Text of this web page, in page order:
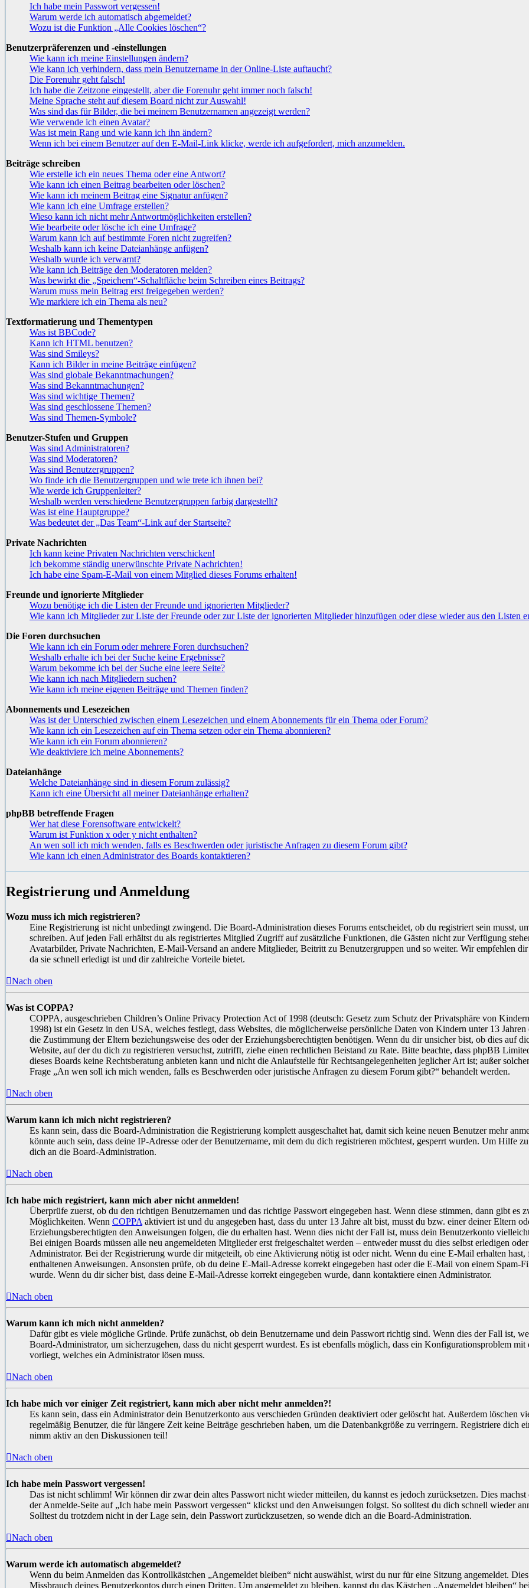
Ich habe mein Passwort vergessen!
Warum werde ich automatisch abgemeldet?
Wozu ist die Funktion „Alle Cookies löschen“?
Benutzerpräferenzen und -einstellungen
Wie kann ich meine Einstellungen ändern?
Wie kann ich verhindern, dass mein Benutzername in der Online-Liste auftaucht?
Die Forenuhr geht falsch!
Ich habe die Zeitzone eingestellt, aber die Forenuhr geht immer noch falsch!
Meine Sprache steht auf diesem Board nicht zur Auswahl!
Was sind das für Bilder, die bei meinem Benutzernamen angezeigt werden?
Wie verwende ich einen Avatar?
Was ist mein Rang und wie kann ich ihn ändern?
Wenn ich bei einem Benutzer auf den E-Mail-Link klicke, werde ich aufgefordert, mich anzumelden.
Beiträge schreiben
Wie erstelle ich ein neues Thema oder eine Antwort?
Wie kann ich einen Beitrag bearbeiten oder löschen?
Wie kann ich meinem Beitrag eine Signatur anfügen?
Wie kann ich eine Umfrage erstellen?
Wieso kann ich nicht mehr Antwortmöglichkeiten erstellen?
Wie bearbeite oder lösche ich eine Umfrage?
Warum kann ich auf bestimmte Foren nicht zugreifen?
Weshalb kann ich keine Dateianhänge anfügen?
Weshalb wurde ich verwarnt?
Wie kann ich Beiträge den Moderatoren melden?
Was bewirkt die „Speichern“-Schaltfläche beim Schreiben eines Beitrags?
Warum muss mein Beitrag erst freigegeben werden?
Wie markiere ich ein Thema als neu?
Textformatierung und Thementypen
Was ist BBCode?
Kann ich HTML benutzen?
Was sind Smileys?
Kann ich Bilder in meine Beiträge einfügen?
Was sind globale Bekanntmachungen?
Was sind Bekanntmachungen?
Was sind wichtige Themen?
Was sind geschlossene Themen?
Was sind Themen-Symbole?
Benutzer-Stufen und Gruppen
Was sind Administratoren?
Was sind Moderatoren?
Was sind Benutzergruppen?
Wo finde ich die Benutzergruppen und wie trete ich ihnen bei?
Wie werde ich Gruppenleiter?
Weshalb werden verschiedene Benutzergruppen farbig dargestellt?
Was ist eine Hauptgruppe?
Was bedeutet der „Das Team“-Link auf der Startseite?
Private Nachrichten
Ich kann keine Privaten Nachrichten verschicken!
Ich bekomme ständig unerwünschte Private Nachrichten!
Ich habe eine Spam-E-Mail von einem Mitglied dieses Forums erhalten!
Freunde und ignorierte Mitglieder
Wozu benötige ich die Listen der Freunde und ignorierten Mitglieder?
Wie kann ich Mitglieder zur Liste der Freunde oder zur Liste der ignorierten Mitglieder hinzufügen oder diese wieder aus den Listen
Die Foren durchsuchen
Wie kann ich ein Forum oder mehrere Foren durchsuchen?
Weshalb erhalte ich bei der Suche keine Ergebnisse?
Warum bekomme ich bei der Suche eine leere Seite?
Wie kann ich nach Mitgliedern suchen?
Wie kann ich meine eigenen Beiträge und Themen finden?
Abonnements und Lesezeichen
Was ist der Unterschied zwischen einem Lesezeichen und einem Abonnements für ein Thema oder Forum?
Wie kann ich ein Lesezeichen auf ein Thema setzen oder ein Thema abonnieren?
Wie kann ich ein Forum abonnieren?
Wie deaktiviere ich meine Abonnements?
Dateianhänge
Welche Dateianhänge sind in diesem Forum zulässig?
Kann ich eine Übersicht all meiner Dateianhänge erhalten?
phpBB betreffende Fragen
Wer hat diese Forensoftware entwickelt?
Warum ist Funktion x oder y nicht enthalten?
An wen soll ich mich wenden, falls es Beschwerden oder juristische Anfragen zu diesem Forum gibt?
Wie kann ich einen Administrator des Boards kontaktieren?
Registrierung und Anmeldung
Wozu muss ich mich registrieren?
Eine Registrierung ist nicht unbedingt zwingend. Die Board-Administration dieses Forums entscheidet, ob du registriert sein musst,
schreiben. Auf jeden Fall erhältst du als registriertes Mitglied Zugriff auf zusätzliche Funktionen, die Gästen nicht zur Verfügung
Avatarbilder, Private Nachrichten, E-Mail-Versand an andere Mitglieder, Beitritt zu Benutzergruppen und so weiter. Wir empfehlen
da sie schnell erledigt ist und dir zahlreiche Vorteile bietet.
Nach oben
Was ist COPPA?
COPPA, ausgeschrieben Children’s Online Privacy Protection Act of 1998 (deutsch: Gesetz zum Schutz der Privatsphäre von
1998) ist ein Gesetz in den USA, welches festlegt, dass Websites, die möglicherweise persönliche Daten von Kindern unter 13 Jahren
die Zustimmung der Eltern beziehungsweise des oder der Erziehungsberechtigten benötigen. Wenn du dir unsicher bist, ob dies auf
Website, auf der du dich zu registrieren versuchst, zutrifft, ziehe einen rechtlichen Beistand zu Rate. Bitte beachte, dass phpBB
dieses Boards keine Rechtsberatung anbieten kann und nicht die Anlaufstelle für Rechtsangelegenheiten jeglicher Art ist; außer
Frage „An wen soll ich mich wenden, falls es Beschwerden oder juristische Anfragen zu diesem Forum gibt?“ behandelt werden.
Nach oben
Warum kann ich mich nicht registrieren?
Es kann sein, dass die Board-Administration die Registrierung komplett ausgeschaltet hat, damit sich keine neuen Benutzer mehr
könnte auch sein, dass deine IP-Adresse oder der Benutzername, mit dem du dich registrieren möchtest, gesperrt wurden. Um Hilfe
dich an die Board-Administration.
Nach oben
Ich habe mich registriert, kann mich aber nicht anmelden!
Überprüfe zuerst, ob du den richtigen Benutzernamen und das richtige Passwort eingegeben hast. Wenn diese stimmen, dann gibt es
Möglichkeiten. Wenn COPPA aktiviert ist und du angegeben hast, dass du unter 13 Jahre alt bist, musst du bzw. einer deiner Eltern
Erziehungsberechtigten den Anweisungen folgen, die du erhalten hast. Wenn dies nicht der Fall ist, muss dein Benutzerkonto
Bei einigen Boards müssen alle neu angemeldeten Mitglieder erst freigeschaltet werden – entweder musst du dies selbst erledigen
Administrator. Bei der Registrierung wurde dir mitgeteilt, ob eine Aktivierung nötig ist oder nicht. Wenn du eine E-Mail erhalten hast,
enthaltenen Anweisungen. Ansonsten prüfe, ob du deine E-Mail-Adresse korrekt eingegeben hast oder die E-Mail von einem Spam-
wurde. Wenn du dir sicher bist, dass deine E-Mail-Adresse korrekt eingegeben wurde, dann kontaktiere einen Administrator.
Nach oben
Warum kann ich mich nicht anmelden?
Dafür gibt es viele mögliche Gründe. Prüfe zunächst, ob dein Benutzername und dein Passwort richtig sind. Wenn dies der Fall ist,
Board-Administrator, um sicherzugehen, dass du nicht gesperrt wurdest. Es ist ebenfalls möglich, dass ein Konfigurationsproblem mit
vorliegt, welches ein Administrator lösen muss.
Nach oben
Ich habe mich vor einiger Zeit registriert, kann mich aber nicht mehr anmelden?!
Es kann sein, dass ein Administrator dein Benutzerkonto aus verschieden Gründen deaktiviert oder gelöscht hat. Außerdem löschen
regelmäßig Benutzer, die für längere Zeit keine Beiträge geschrieben haben, um die Datenbankgröße zu verringern. Registriere dich
nimm aktiv an den Diskussionen teil!
Nach oben
Ich habe mein Passwort vergessen!
Das ist nicht schlimm! Wir können dir zwar dein altes Passwort nicht wieder mitteilen, du kannst es jedoch zurücksetzen. Dies
der Anmelde-Seite auf „Ich habe mein Passwort vergessen“ klickst und den Anweisungen folgst. So solltest du dich schnell wieder
Solltest du trotzdem nicht in der Lage sein, dein Passwort zurückzusetzen, so wende dich an die Board-Administration.
Nach oben
Warum werde ich automatisch abgemeldet?
Wenn du beim Anmelden das Kontrollkästchen „Angemeldet bleiben“ nicht auswählst, wirst du nur für eine Sitzung angemeldet.
Missbrauch deines Benutzerkontos durch einen Dritten. Um angemeldet zu bleiben, kannst du das Kästchen „Angemeldet bleiben“